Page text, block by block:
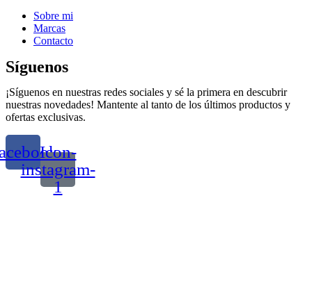
Sobre mi
Marcas
Contacto
Síguenos
¡Síguenos en nuestras redes sociales y sé la primera en descubrir
nuestras novedades! Mantente al tanto de los últimos productos y
ofertas exclusivas.
Icon-
instagram-
1